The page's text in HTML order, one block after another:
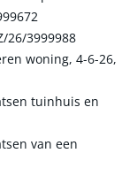
26/3999988
woning, 4-6-26,
tuinhuis en
van een